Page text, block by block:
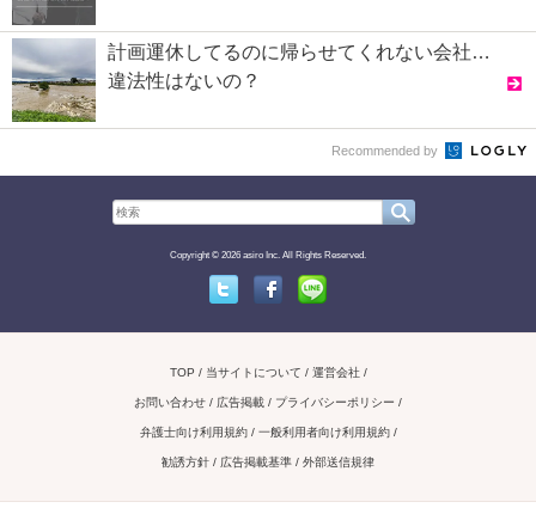
計画運休してるのに帰らせてくれない会社…
違法性はないの？
Recommended by
Copyright © 2026 asiro Inc. All Rights Reserved.
TOP 当サイトについて 運営会社
お問い合わせ / 広告掲載 プライバシーポリシー
弁護士向け利用規約 一般利用者向け利用規約
勧誘方針 広告掲載基準 外部送信規律